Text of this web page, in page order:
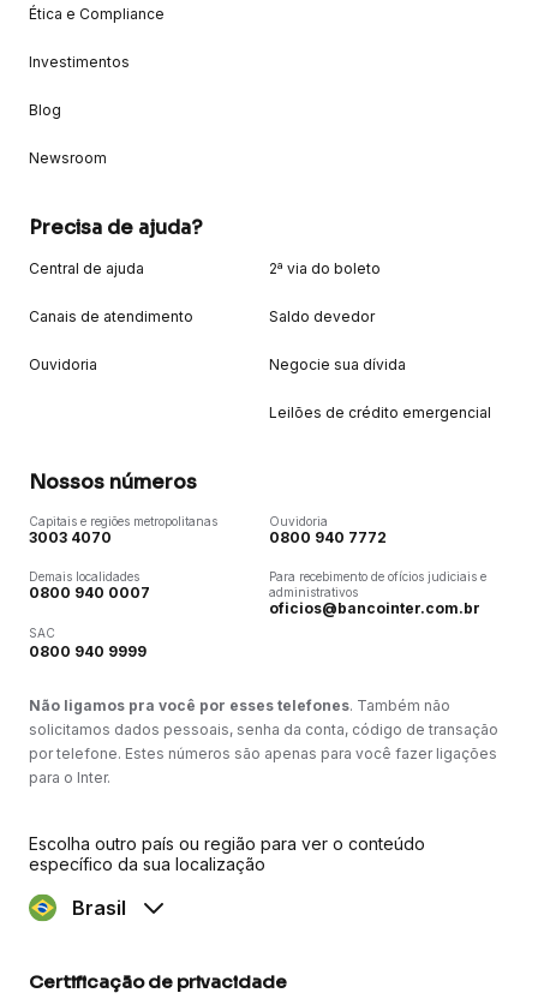
Ética e Compliance
Investimentos
Blog
Newsroom
Precisa de ajuda?
Central de ajuda
Canais de atendimento
Ouvidoria
2ª via do boleto
Saldo devedor
Negocie sua dívida
Leilões de crédito emergencial
Nossos números
Capitais e regiões metropolitanas
3003 4070
Demais localidades
0800 940 0007
SAC
0800 940 9999
Ouvidoria
0800 940 7772
Para recebimento de ofícios judiciais e
administrativos
oficios@bancointer.com.br
Não ligamos pra você por esses telefones. Também não
solicitamos dados pessoais, senha da conta, código de transação
por telefone. Estes números são apenas para você fazer ligações
para o Inter.
Escolha outro país ou região para ver o conteúdo
específico da sua localização
Brasil
Certificação de privacidade